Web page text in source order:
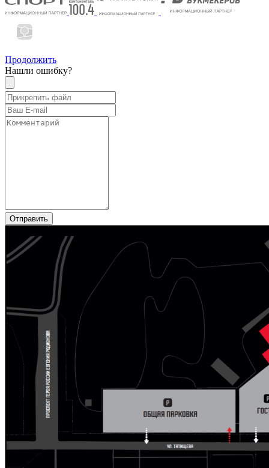
Продолжить
Нашли ошибку?